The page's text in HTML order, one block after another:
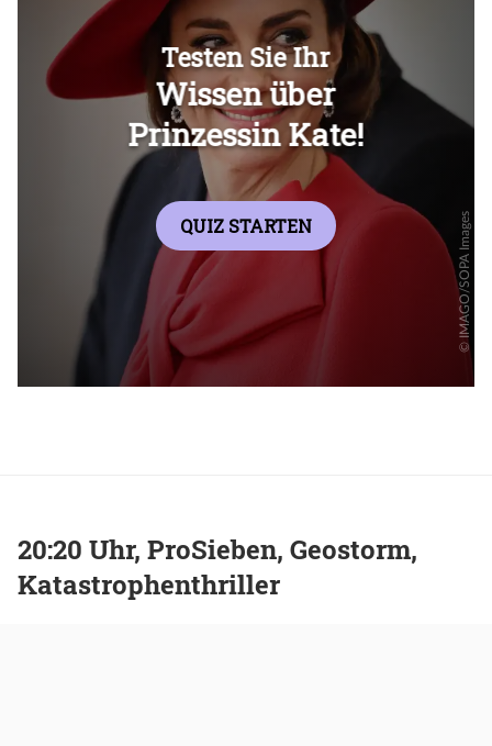
Überspringen
20:20 Uhr, ProSieben, Geostorm,
Katastrophenthriller